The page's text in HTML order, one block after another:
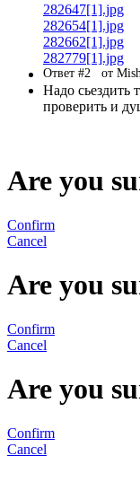
282647[1].jpg
282654[1].jpg
282662[1].jpg
282779[1].jpg
Ответ #2 от
Haдо сьездить
проверить и
Are you
Confirm
Cancel
Are you
Confirm
Cancel
Are you
Confirm
Cancel